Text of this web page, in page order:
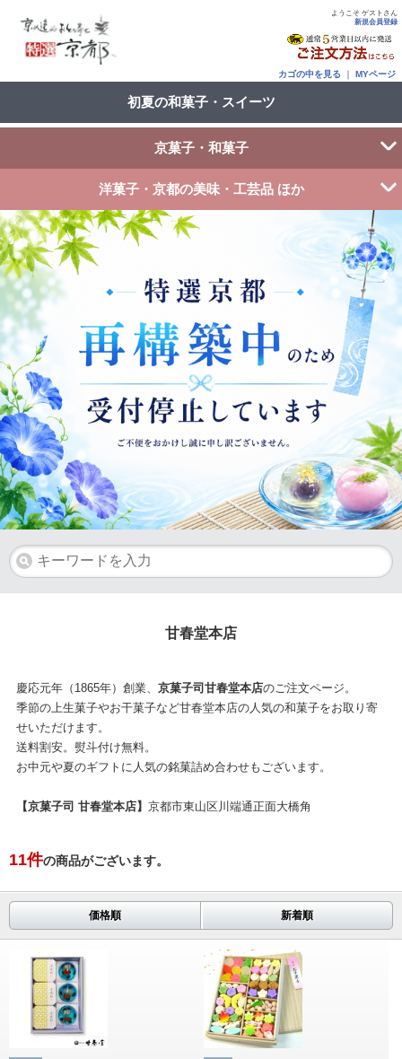
ようこそ ゲストさん
新規会員登録
カゴの中を見る ｜ MYページ
初夏の和菓子・スイーツ
京菓子・和菓子
洋菓子・京都の美味・工芸品 ほか
甘春堂本店
慶応元年（1865年）創業、 京菓子司甘春堂本店のご注文ページ。
季節の上生菓子やお干菓子など甘春堂本店の人気の和菓子をお取り寄
せいただけます。
送料割安。熨斗付け無料。
お中元や夏のギフトに人気の銘菓詰め合わせもございます。
【京菓子司 甘春堂本店】 京都市東山区川端通正面大橋角
11件の商品がございます。
価格順 新着順